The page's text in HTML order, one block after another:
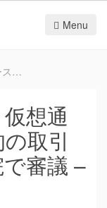
Menu
CoinPost
想通
取引
審議 –